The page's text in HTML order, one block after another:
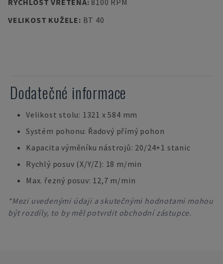
RYCHLOST VŘETENA: 8100 RPM
VELIKOST KUŽELE: BT 40
Dodatečné informace
Velikost stolu: 1321 x 584 mm
Systém pohonu: Řadový přímý pohon
Kapacita výměníku nástrojů: 20/24+1 stanic
Rychlý posuv (X/Y/Z): 18 m/min
Max. řezný posuv: 12,7 m/min
*Mezi uvedenými údaji a skutečnými hodnotami mohou
být rozdíly, to by měl potvrdit obchodní zástupce.